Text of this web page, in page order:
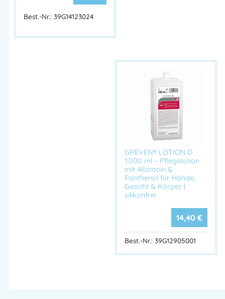
✔ Ideal für Arbeitsumgebungen mit leichten Hautbelastungen
Bienenwachs. Schützt bei leichten Belastungen & pflegt
beanspruchte Haut. Schnell einziehend, schwach fettend &
Lindesa Professional, Lindesa Handcreme, Hautschutzcreme
Arbeit, Hautpflegecreme Bienenwachs, Lindesa Creme 100 ml,
Silikonfreie Handcreme, Arbeitsschutz Hautpflege, Hautschutz
Kategorien:HAUTPFLEGE
Best.-Nr.: 39G14123024
GREVEN® LOTION D
1.000 ml – Pflegelotion
mit Allantoin &
Panthenol für Hände,
Gesicht & Körper |
silikonfrei
14,40 €
Best.-Nr.: 39G12905001